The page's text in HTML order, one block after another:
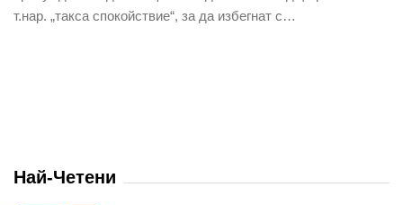
т.нар. „такса спокойствие“, за да избегнат с…
Най-Четени